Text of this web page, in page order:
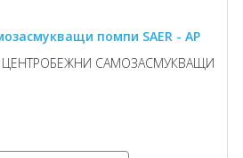
помпи SAER - AP
ЦЕНТРОБЕЖНИ САМОЗАСМУКВАЩИ